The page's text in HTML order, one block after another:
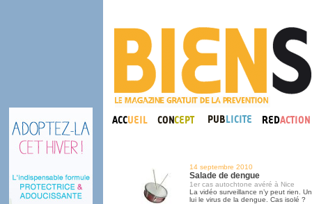
14 septembre 2010
Salade de dengue
1er cas autochtone avéré à Nice
La vidéo surveillance n’y peut rien.
lui le virus de la dengue. Cas isolé ?